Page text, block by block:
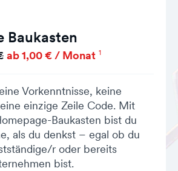
Baukasten
ab 1,00 € / Monat 1
Vorkenntnisse, keine
einzige Zeile Code. Mit
Baukasten bist du
als du denkst – egal ob du
r oder bereits
bist.